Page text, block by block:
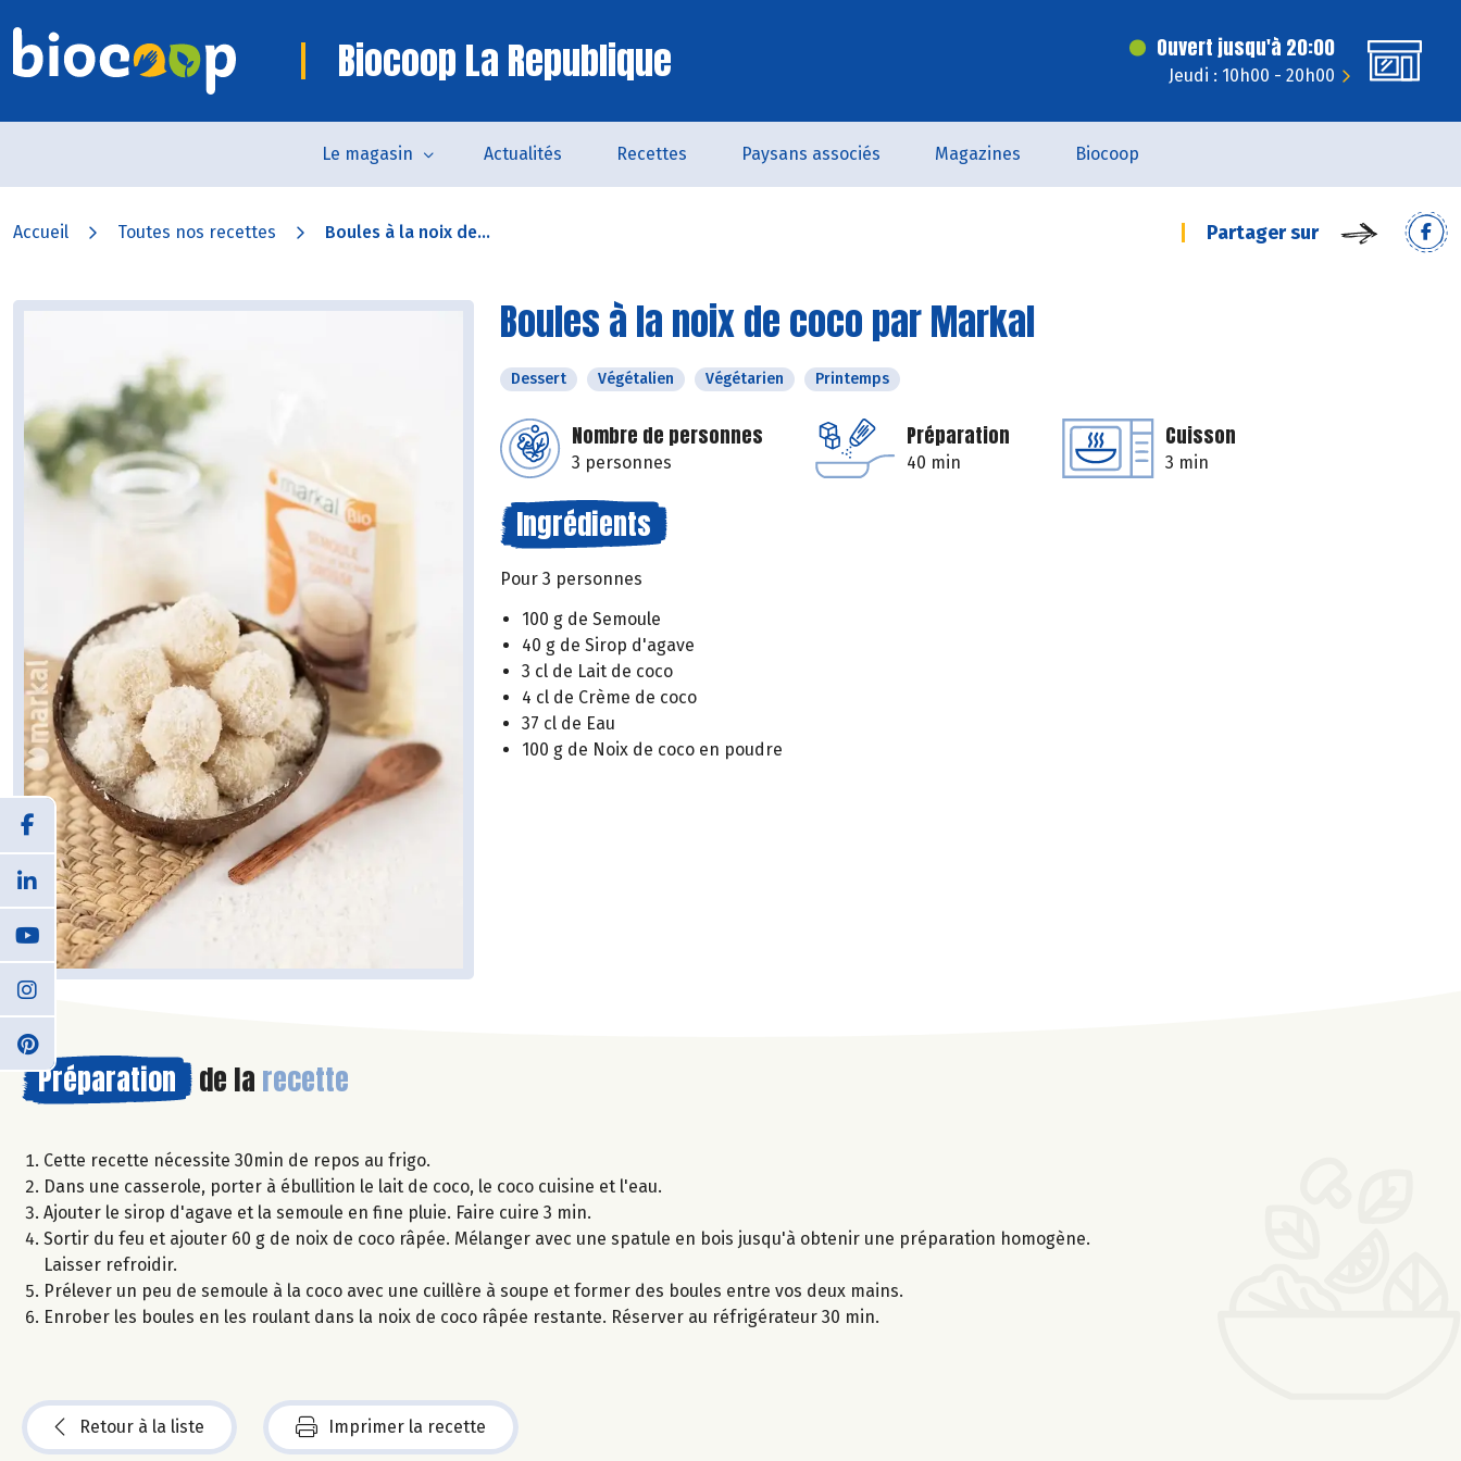
Biocoop La Republique Ouvert jusqu'à 20:00
Jeudi : 10h00 - 20h00
Le magasin Actualités Recettes Paysans associés Magazines Biocoop
Accueil Toutes nos recettes Boules à la noix de... Partager sur
Boules à la noix de coco par Markal
Dessert Végétalien Végétarien Printemps
Nombre de personnes
3 personnes
Préparation
40 min
Cuisson
3 min
Ingrédients
Pour 3 personnes
100 g de Semoule
40 g de Sirop d'agave
3 cl de Lait de coco
4 cl de Crème de coco
37 cl de Eau
100 g de Noix de coco en poudre
Préparation de la recette
Cette recette nécessite 30min de repos au frigo.
Dans une casserole, porter à ébullition le lait de coco, le coco cuisine et l'eau.
Ajouter le sirop d'agave et la semoule en fine pluie. Faire cuire 3 min.
Sortir du feu et ajouter 60 g de noix de coco râpée. Mélanger avec une spatule en bois jusqu'à obtenir une préparation homogène.
Laisser refroidir.
Prélever un peu de semoule à la coco avec une cuillère à soupe et former des boules entre vos deux mains.
Enrober les boules en les roulant dans la noix de coco râpée restante. Réserver au réfrigérateur 30 min.
Retour à la liste Imprimer la recette